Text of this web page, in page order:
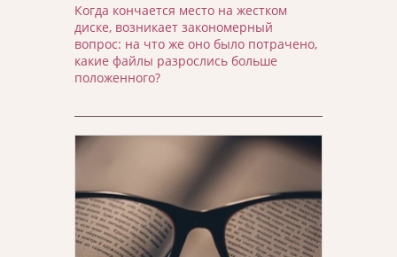
Когда кончается место на жестком
диске, возникает закономерный
вопрос: на что же оно было потрачено,
какие файлы разрослись больше
положенного?